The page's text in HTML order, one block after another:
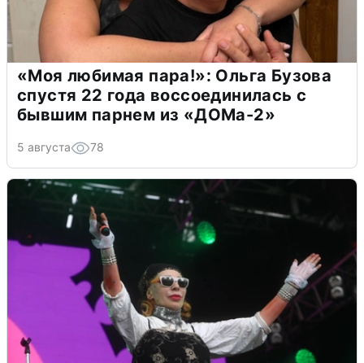
«Моя любимая пара!»: Ольга Бузова
спустя 22 года воссоединилась с
бывшим парнем из «ДОМа-2»
5 августа 78